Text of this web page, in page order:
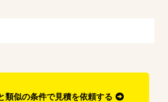
類似の条件で見積を依頼する